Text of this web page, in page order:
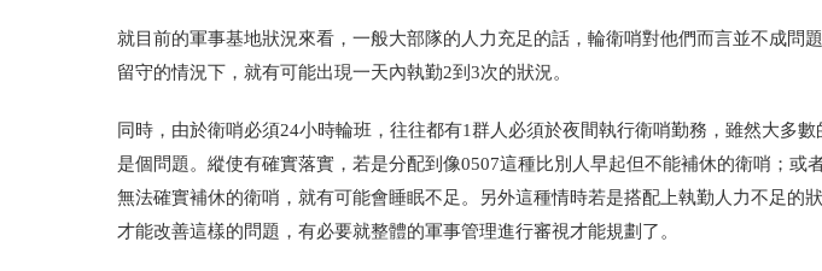
就目前的軍事基地狀況來看，一般大部隊的人力充足的話，輪衛哨對他們而言並不成問
留守的情況下，就有可能出現一天內執勤2到 3次的狀況。
同時，由於衛哨必須24小時輪班，往往都有1群人必須於夜間執行衛哨勤務，雖然大多
是個問題。縱使有確實落實，若是分配到像0507這種比別人早起但不能補休的衛哨；或
無法確實補休的衛哨，就有可能會睡眠不足。另外這種情時若是搭配上執勤人力不足的
才能改善這樣的問題，有必要就整體的軍事管理進行審視才能規劃了。